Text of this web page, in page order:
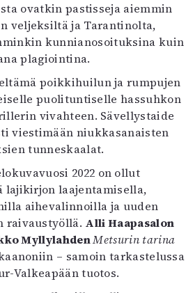
ovatkin pastisseja aiemmin
veljeksiltä ja Tarantinolta,
kunnianosoituksina kuin
plagiointina.
poikkihuilun ja rumpujen
puolituntiselle hassuhkon
vivahteen. Sävellystaide
viestimään niukkasanaisten
tunneskaalat.
2022 on ollut
lajikirjon laajentamisella,
aihevalinnoilla ja uuden
raivaustyöllä. Alli Haapasalon
MyllylahdenMetsurin tarina
– samoin tarkastelussa
Valkeapään tuotos.